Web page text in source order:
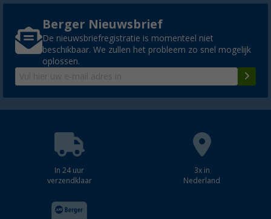
Berger Nieuwsbrief
De nieuwsbriefregistratie is momenteel niet
beschikbaar. We zullen het probleem zo snel mogelijk
oplossen.
In 24 uur
verzendklaar
3x in
Nederland